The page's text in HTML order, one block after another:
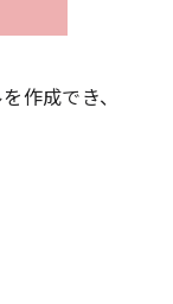
作成でき、